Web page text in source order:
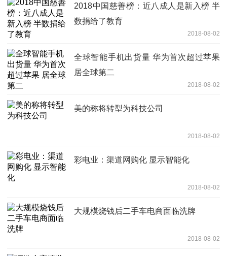
2018中国慈善榜：近八成人是新入榜 半
数捐给了教育
2018-08-02
全球智能手机出货量 华为首次超过苹果
居全球第二
2018-08-02
美的称将转型为科技公司
2018-08-02
彩电业：渠道网购化 显示智能化
2018-08-02
大规模烧钱后二手车电商面临洗牌
2018-08-02